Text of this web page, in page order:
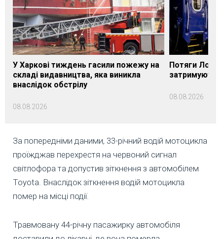
У Харкові тиждень гасили пожежу на
складі видавництва, яка виникла
внаслідок обстрілу
08.08.2026
Потяги
08.08.2026
За попередніми даними, 33-річний водій мотоцикла
проїжджав перехрестя на червоний сигнал
світлофора та допустив зіткнення з автомобілем
Toyota. Внаслідок зіткнення водій мотоцикла
помер на місці події.
Травмовану 44-річну пасажирку автомобіля